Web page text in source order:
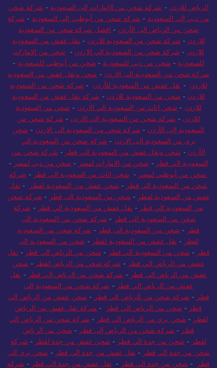
الرياض للاردن - شركة شحن من الإمارات إلى السعودية - شركة شحن
من دبي إلى السعودية - شركة شحن من أبوظبي إلى السعودية - شركة
شحن من الرياض الى الأردن - افضل شركة شحن من السعودية
للاردن - شركة شحن من السعودية للاردن - نقل عفش من السعودية
للاردن - شركة شحن من السعودية الي الاردن - شحن من الامارات
للسعودية - شحن من دبي للسعودية - شحن من أبوظبي للسعودية -
شركة شحن من السعودية الى الاردن - شحن ونقل عفش من السعودية
للاردن - نقل عفش من السعودية للأردن - شركة شحن من السعودية
للاردن - شحن من السعودية للاردن - شركة نقل عفش من السعودية
للاردن - شحن اثاث من السعودية الي الاردن - شحن من السعودية
للاردن - شركة شحن من السعودية الي الاردن - شركة شحن من
السعودية إلى الأردن - شركة شحن من السعودية الى الاردن - شحن
بري من السعودية الى الاردن - شركة شحن من السعودية الي
الأردن - شحن ونقل عفش من السعودية الي قطر - شركة شحن من
السعودية الي قطر - شحن من الامارات لمصر - شحن من دبي لمصر -
شحن من أبوظبي لمصر - شحن اثاث من السعودية الى قطر - شركة
شحن من السعودية الى قطر - شحن عفش من السعودية لقطر - نقل
عفش من السعودية لقطر - شحن من السعودية الى قطر - شركة شحن
من السعودية الي قطر - نقل عفش من السعودية الي قطر - شركة
شحن من السعودية الي قطر - شركة شحن من السعودية الى
قطر - شحن من السعودية الي قطر - شركة شحن من السعودية
لقطر - نقل عفش من السعودية لقطر - شحن من السعودية الى
قطر - شحن من السعودية الي قطر - شحن من الرياض الي قطر - نقل
عفش من الرياض الي قطر - شركة شحن من الرياض لقطر - شحن
عفش من الرياض الي قطر - شركة شحن من الرياض الي قطر - نقل
عفش من الرياض الي قطر - شركة شحن من السعودية إلى
قطر - شركة شحن من الرياض الي قطر - شحن عفش من الرياض الي
قطر - شحن من الرياض الي قطر - شركة نقل عفش من الرياض
لقطر - شحن بري من الرياض الي قطر - شركة شحن من الرياض الي
قطر - شركة شحن من الرياض إلى قطر - شحن من الرياض
لقطر - شحن من جدة الي قطر - شحن عفش من جدة لقطر - شركة
شحن من جدة الي قطر - نقل عفش من جدة الي قطر - شحن بري الى
قطر
- شحن من جدة الي قطر - نقل عفش من جدة الي قطر - شركة